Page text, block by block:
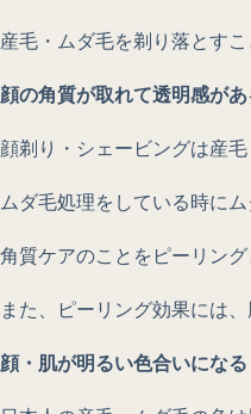
産毛・ムダ毛を剃り落とす
顔の角質が取れて透明感が
顔剃り・シェービングは産
ムダ毛処理をしている時に
角質ケアのことをピーリン
また、ピーリング効果には
顔・肌が明るい色合いになる